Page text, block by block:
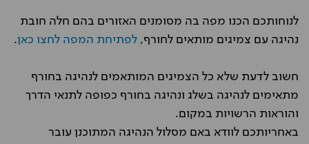
לנוחותכם הכנו מפה בה מסומנים האזורים בהם חלה חובת
נהיגה עם צמיגים מותאים לחורף, לפתיחת המפה לחצו כאן.
חשוב לדעת שלא כל הצמיגים המותאמים לנהיגה בחורף
מתאימים לנהיגה בשלג ונהיגה בחורף כפופה לתנאי הדרך
והוראות הרשויות במקום.
באחריותכם לוודא באם מסלול הנהיגה המתוכנן עובר